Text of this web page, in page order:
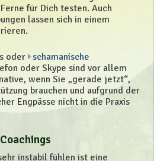
für Dich testen. Auch
lassen sich in einem
oder
schamanische
oder Skype sind vor allem
wenn Sie „gerade jetzt“,
brauchen und aufgrund der
Engpässe nicht in die Praxis
instabil fühlen ist eine